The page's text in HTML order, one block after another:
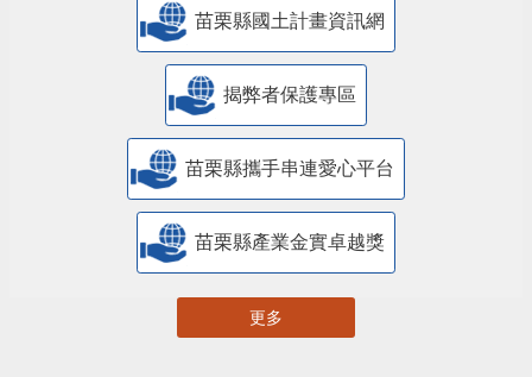
苗栗縣國土計畫資訊網
揭弊者保護專區
苗栗縣攜手串連愛心平台
苗栗縣產業金實卓越獎
更多